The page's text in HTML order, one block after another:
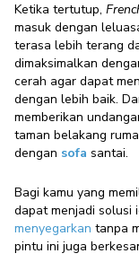
Ketika tertutup,
masuk dengan
terasa lebih terang
dimaksimalkan
cerah agar dapat
dengan lebih baik.
memberikan
taman belakang
dengan sofa santai.
Bagi kamu yang
dapat menjadi solusi
menyegarkan tanpa
pintu ini juga